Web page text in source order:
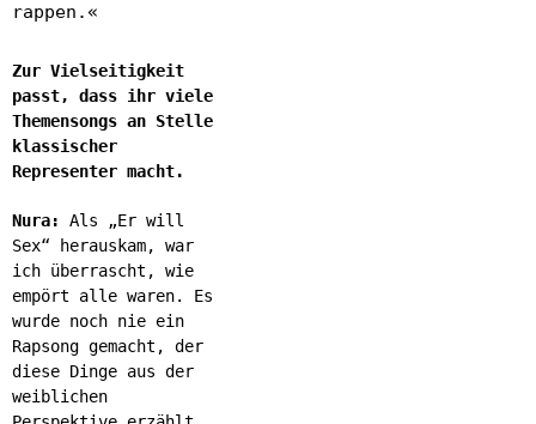
rappen.«
Zur Vielseitigkeit
passt, dass ihr viele
Themensongs an Stelle
klassischer
Representer macht.
Nura:
Als „Er will
Sex“ herauskam, war
ich überrascht, wie
empört alle waren. Es
wurde noch nie ein
Rapsong gemacht, der
diese Dinge aus der
weiblichen